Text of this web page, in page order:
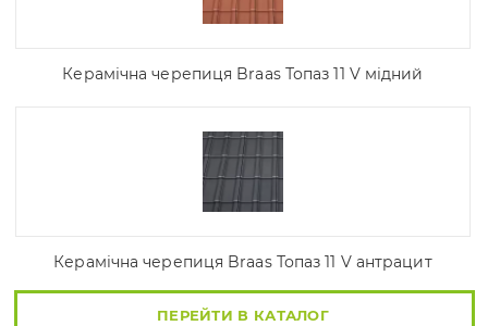
Керамічна черепиця Braas Топаз 11 V мідний
Керамічна черепиця Braas Топаз 11 V антрацит
ПЕРЕЙТИ В КАТАЛОГ